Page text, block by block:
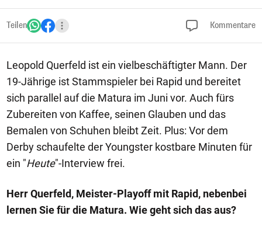
Teilen Kommentare
Leopold Querfeld ist ein vielbeschäftigter Mann. Der
19-Jährige ist Stammspieler bei Rapid und bereitet
sich parallel auf die Matura im Juni vor. Auch fürs
Zubereiten von Kaffee, seinen Glauben und das
Bemalen von Schuhen bleibt Zeit. Plus: Vor dem
Derby schaufelte der Youngster kostbare Minuten für
ein "Heute"-Interview frei.
Herr Querfeld, Meister-Playoff mit Rapid, nebenbei
lernen Sie für die Matura. Wie geht sich das aus?